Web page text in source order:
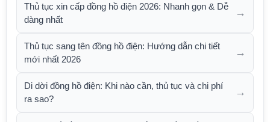
Thủ tục xin cấp đồng hồ điện 2026: Nhanh gọn & Dễ
dàng nhất
→
Thủ tục sang tên đồng hồ điện: Hướng dẫn chi tiết
mới nhất 2026
→
Di dời đồng hồ điện: Khi nào cần, thủ tục và chi phí
ra sao?
→